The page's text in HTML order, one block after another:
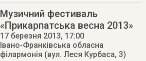
Музичний фестиваль
«Прикарпатська весна 2013»
17 березня 2013, 17:00
Івано-Франківська обласна
філармонія (вул. Леся Курбаса, 3)